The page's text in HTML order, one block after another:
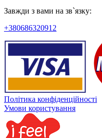
Завжди з вами на зв`язку:
+380686320912
Політика конфіденційності
Умови користування